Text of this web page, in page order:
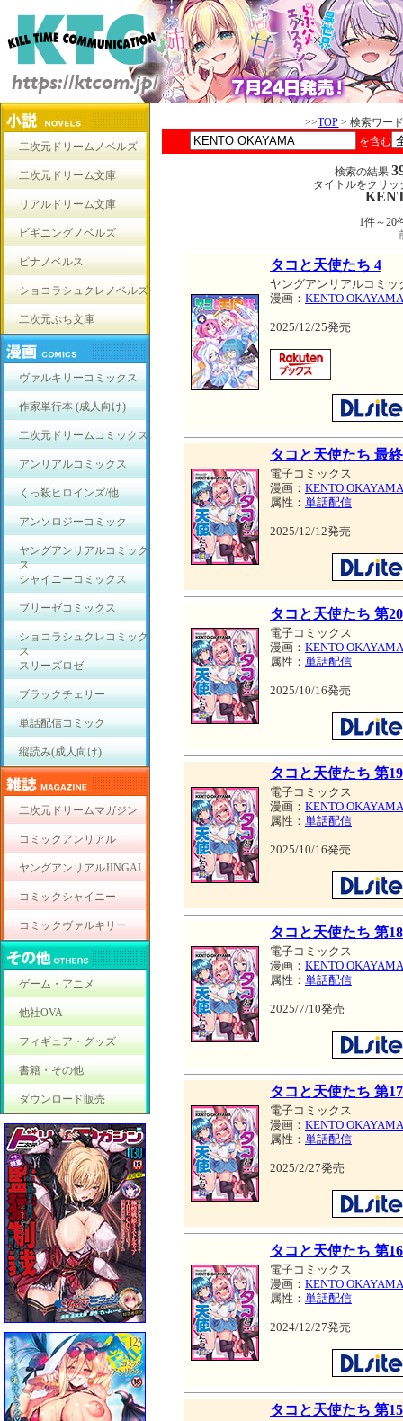
二次元ドリームノベルズ
二次元ドリーム文庫
リアルドリーム文庫
ビギニングノベルズ
ピナノベルス
ショコラシュクレノベルズ
二次元ぷち文庫
ヴァルキリーコミックス
作家単行本 (成人向け)
二次元ドリームコミックス
アンリアルコミックス
くっ殺ヒロインズ/他
アンソロジーコミック
ヤングアンリアルコミック
ス
シャイニーコミックス
ブリーゼコミックス
ショコラシュクレコミック
ス
スリーズロゼ
ブラックチェリー
単話配信コミック
縦読み(成人向け)
二次元ドリームマガジン
コミックアンリアル
ヤングアンリアルJINGAI
コミックシャイニー
コミックヴァルキリー
ゲーム・アニメ
他社OVA
フィギュア・グッズ
書籍・その他
ダウンロード販売
>>TOP > 検索ワー
を含む
検索の結果
タイトルをクリ
1件～20
タコと天使たち 4
ヤングアンリアルコミッ
漫画： KENTO OKAYAMA
2025/12/25発売
タコと天使たち 最
電子コミックス
漫画： KENTO OKAYAMA
属性： 単話配信
2025/12/12発売
タコと天使たち 第
電子コミックス
漫画： KENTO OKAYAMA
属性： 単話配信
2025/10/16発売
タコと天使たち 第
電子コミックス
漫画： KENTO OKAYAMA
属性： 単話配信
2025/10/16発売
タコと天使たち 第
電子コミックス
漫画： KENTO OKAYAMA
属性： 単話配信
2025/7/10発売
タコと天使たち 第
電子コミックス
漫画： KENTO OKAYAMA
属性： 単話配信
2025/2/27発売
タコと天使たち 第
電子コミックス
漫画： KENTO OKAYAMA
属性： 単話配信
2024/12/27発売
タコと天使たち 第